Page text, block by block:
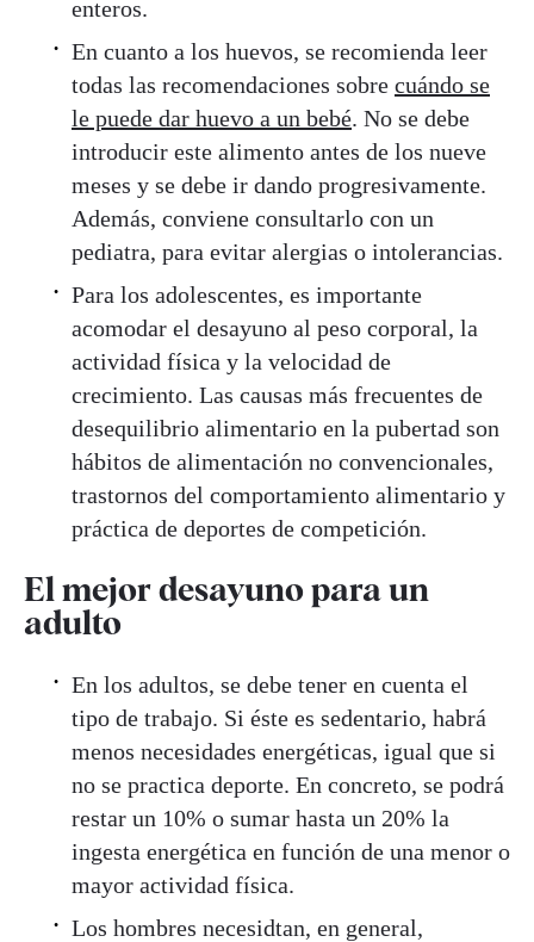
enteros.
En cuanto a los huevos, se recomienda leer
todas las recomendaciones sobre cuándo se
le puede dar huevo a un bebé. No se debe
introducir este alimento antes de los nueve
meses y se debe ir dando progresivamente.
Además, conviene consultarlo con un
pediatra, para evitar alergias o intolerancias.
Para los adolescentes, es importante
acomodar el desayuno al peso corporal, la
actividad física y la velocidad de
crecimiento. Las causas más frecuentes de
desequilibrio alimentario en la pubertad son
hábitos de alimentación no convencionales,
trastornos del comportamiento alimentario y
práctica de deportes de competición.
El mejor desayuno para un
adulto
En los adultos, se debe tener en cuenta el
tipo de trabajo. Si éste es sedentario, habrá
menos necesidades energéticas, igual que si
no se practica deporte. En concreto, se podrá
restar un 10% o sumar hasta un 20% la
ingesta energética en función de una menor o
mayor actividad física.
Los hombres necesidtan, en general,